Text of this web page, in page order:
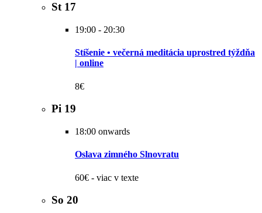
St 17
19:00 - 20:30
Stíšenie • večerná meditácia uprostred týždňa
| online
8€
Pi 19
18:00 onwards
Oslava zimného Slnovratu
60€ - viac v texte
So 20